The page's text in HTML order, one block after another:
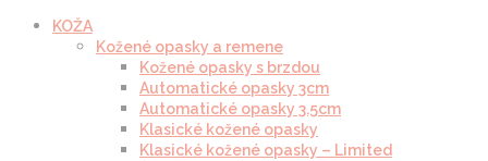
KOŽA
Kožené opasky a remene
Kožené opasky s brzdou
Automatické opasky 3cm
Automatické opasky 3.5cm
Klasické kožené opasky
Klasické kožené opasky – Limited